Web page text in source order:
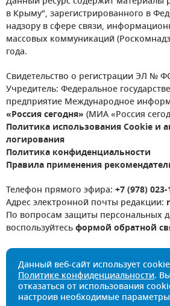
в Крыму", зарегистрированного в
надзору в сфере связи,
массовых коммуникаций
года.
Свидетельство о регистрации ЭЛ №
Учредитель: Федеральное
предприятие Международное
«Россия сегодня» (МИА «Россия
Политика использования Cookie и
логирования
Политика конфиденциальности
Правила применения
Телефон прямого эфира: +7 (978)
Адрес электронной почты редакции:
По вопросам защиты персональных
воспользуйтесьформой обратной
Данный веб-сайт использует
Политике конфиденциальности.
отказаться от использования
настроив необходимые